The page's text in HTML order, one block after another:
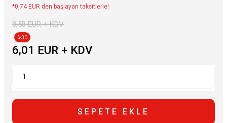
*0,74 EUR den başlayan taksitlerle!
8,58 EUR + KDV
%30
6,01 EUR + KDV
SEPETE EKLE